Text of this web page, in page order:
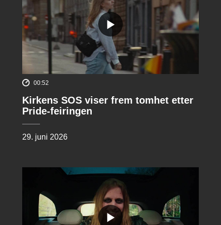
00:52
Kirkens SOS viser frem tomhet etter
Pride-feiringen
29. juni 2026